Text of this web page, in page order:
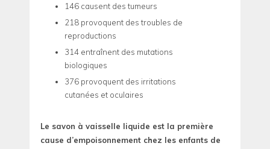
146 causent des tumeurs
218 provoquent des troubles de
reproductions
314 entraînent des mutations
biologiques
376 provoquent des irritations
cutanées et oculaires
Le savon à vaisselle liquide est la première
cause d’empoisonnement chez les enfants de